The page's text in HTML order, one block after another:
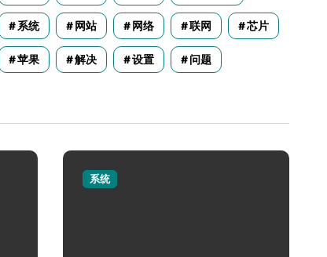
系统 网站 网络 联网 芯片
苹果 解决 设置 问题
系统